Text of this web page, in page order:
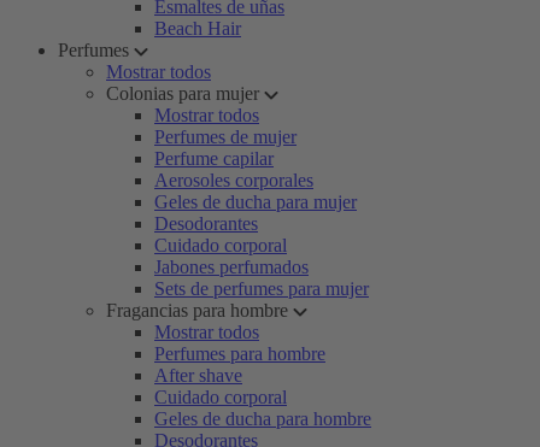
Esmaltes de uñas
Beach Hair
Perfumes
Mostrar todos
Colonias para mujer
Mostrar todos
Perfumes de mujer
Perfume capilar
Aerosoles corporales
Geles de ducha para mujer
Desodorantes
Cuidado corporal
Jabones perfumados
Sets de perfumes para mujer
Fragancias para hombre
Mostrar todos
Perfumes para hombre
After shave
Cuidado corporal
Geles de ducha para hombre
Desodorantes